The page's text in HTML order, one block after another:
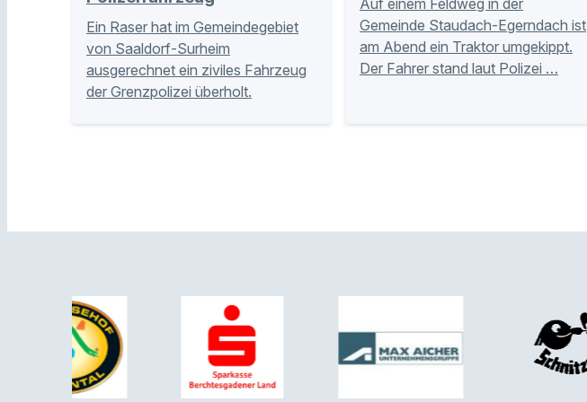
Ein Raser hat im Gemeindegebiet
von Saaldorf-Surheim
ausgerechnet ein ziviles Fahrzeug
der Grenzpolizei überholt.
Gemeinde Staudach-Egerndach ist
am Abend ein Traktor umgekippt.
Der Fahrer stand laut Polizei …